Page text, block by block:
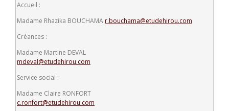
Accueil :
Madame Rhazika BOUCHAMA r.bouchama@etudehirou.com
Créances :
Madame Martine DEVAL
mdeval@etudehirou.com
Service social :
Madame Claire RONFORT
c.ronfort@etudehirou.com